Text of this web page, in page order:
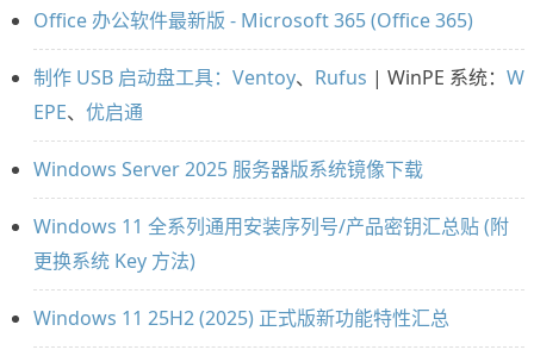
Office 办公软件最新版 - Microsoft 365 (Office 365)
制作 USB 启动盘工具：Ventoy、 Rufus | WinPE 系统： W
EPE、 优启通
Windows Server 2025 服务器版系统镜像下载
Windows 11 全系列通用安装序列号/产品密钥汇总贴 (附
更换系统 Key 方法)
Windows 11 25H2 (2025) 正式版新功能特性汇总